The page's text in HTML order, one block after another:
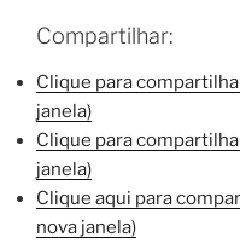
Compartilhar:
Clique para
janela)
Clique para
janela)
Clique aqui para
nova janela)